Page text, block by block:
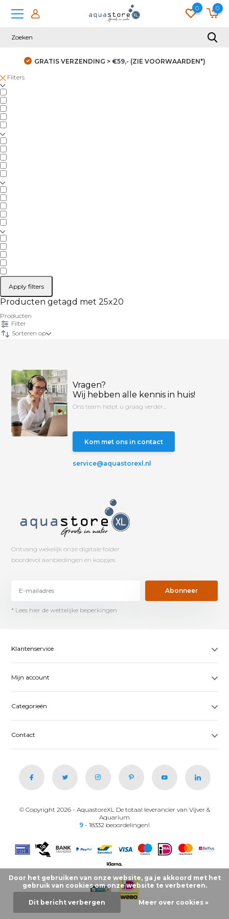
0 0
GRATIS VERZENDING > €59,- (ZIE VOORWAARDEN*)
Filters
Apply filters
Producten getagd met 25x20
Producten
Filter
Sorteren op
Vragen?
Wij hebben alle kennis in huis!
Ons team helpt u graag verder...
Kom met ons in contact
service@aquastorexl.nl
Ontvang wekelijk onze digitale folder
boordevol aanbiedingen en koopjes.
Abonneer
* Lees hier de wettelijke beperkingen
Klantenservice
Mijn account
Categorieën
Contact
© Copyright 2026 - AquastoreXL De totaal leverancier van Vijver &
Aquarium
9 - 18332 beoordelingen!
Door het gebruiken van onze website, ga je akkoord met het
gebruik van cookies om onze website te verbeteren.
Dit bericht verbergen Meer over cookies »